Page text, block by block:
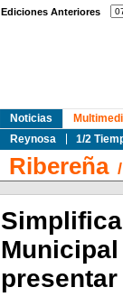
Ediciones Anteriores
Noticias
Reynosa
1/2
Ribereña/